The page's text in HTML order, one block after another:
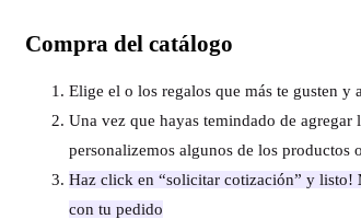
Compra del catálogo
Elige el o los regalos que más te gusten y
Una vez que hayas temindado de
personalizemos algunos de los productos
Haz click en “solicitar cotización” y listo!
con tu pedido